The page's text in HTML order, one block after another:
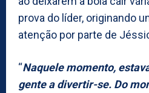
prova do líder, originando
atenção por parte de
“Naquele momento,
gente a divertir-se. Do